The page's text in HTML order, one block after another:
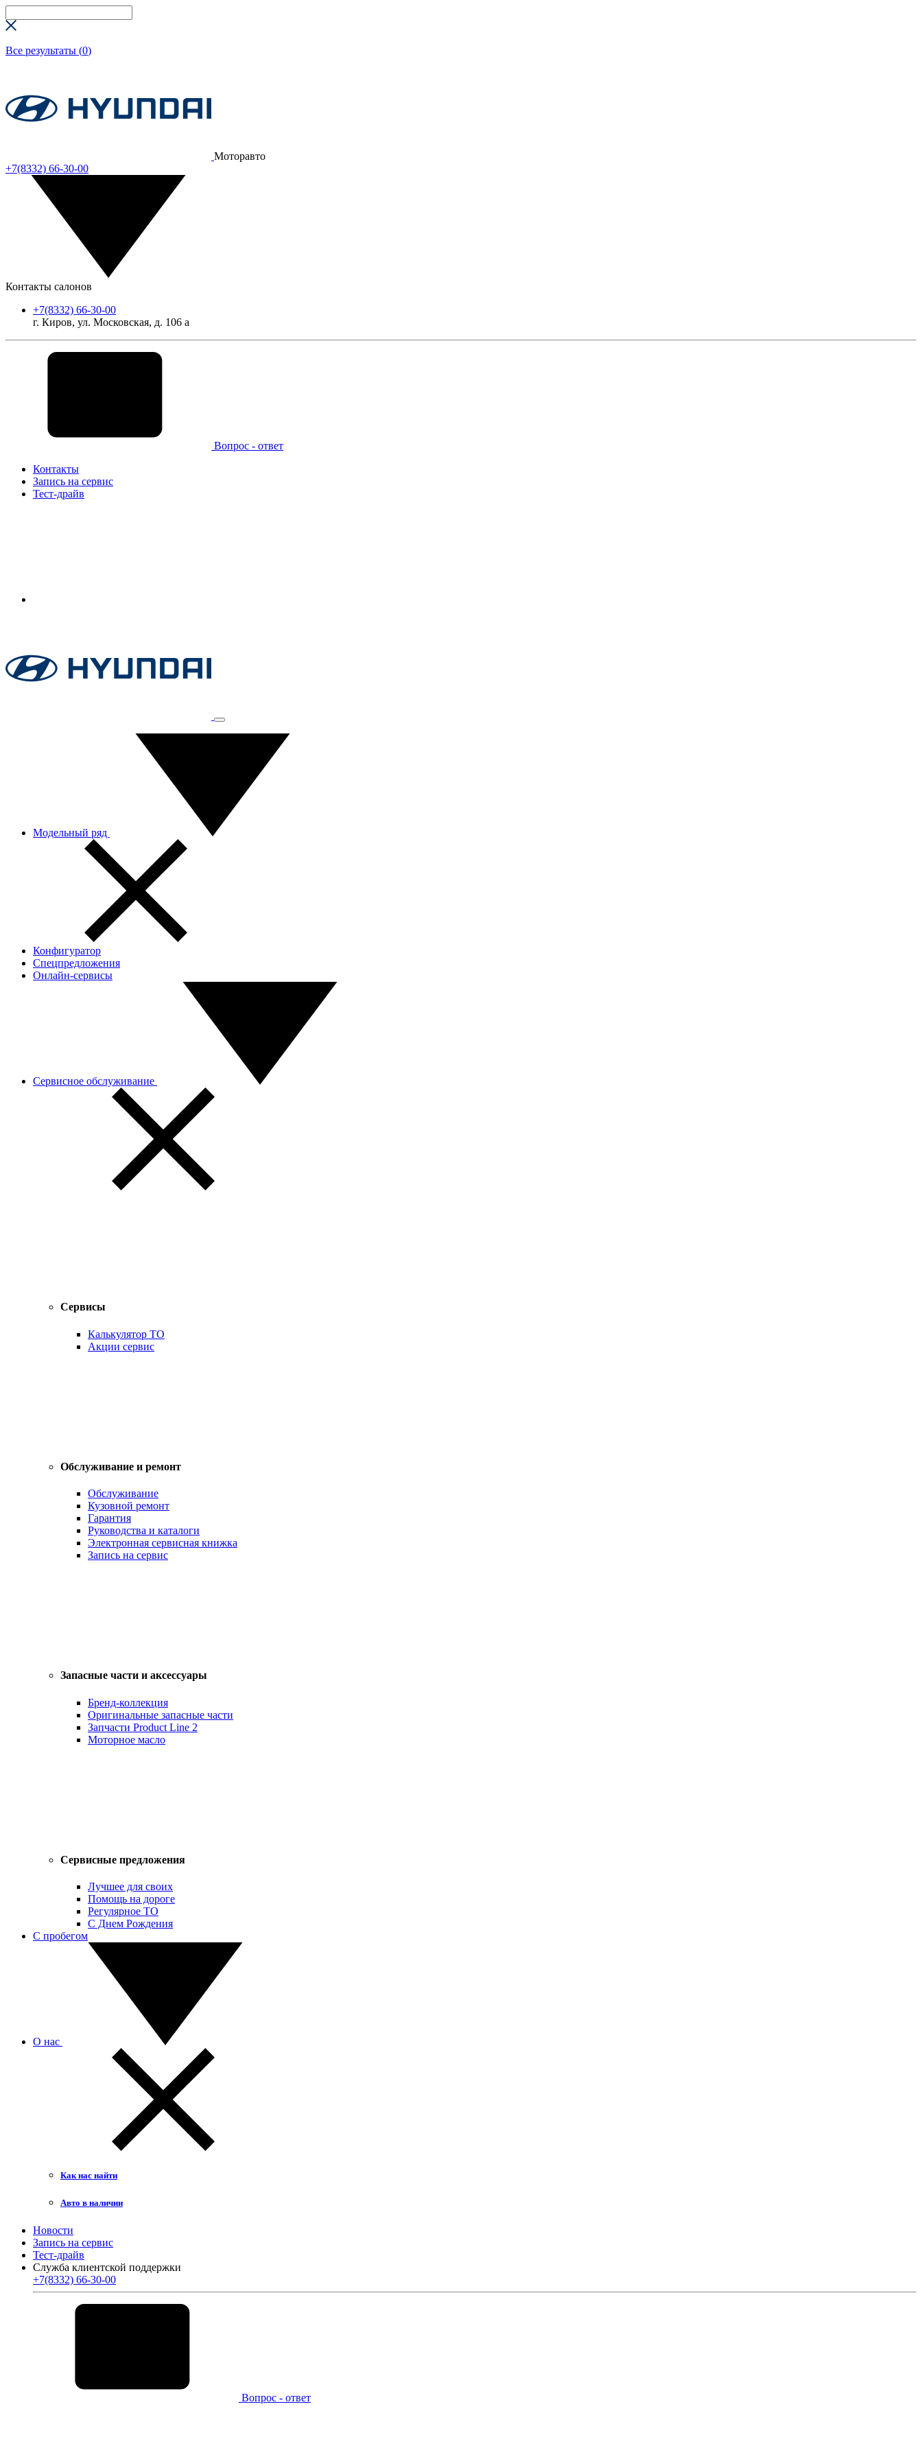
Все результаты (0)
Моторавто
+7(8332) 66-30-00
Контакты салонов
+7(8332) 66-30-00
г. Киров, ул. Московская, д. 106 а
Вопрос - ответ
Контакты
Запись на сервис
Тест-драйв
Модельный ряд
Конфигуратор
Спецпредложения
Онлайн-сервисы
Сервисное обслуживание
Сервисы
Калькулятор ТО
Акции сервис
Обслуживание и ремонт
Обслуживание
Кузовной ремонт
Гарантия
Руководства и каталоги
Электронная сервисная книжка
Запись на сервис
Запасные части и аксессуары
Бренд-коллекция
Оригинальные запасные части
Запчасти Product Line 2
Моторное масло
Сервисные предложения
Лучшее для своих
Помощь на дороге
Регулярное ТО
С Днем Рождения
С пробегом
О нас
Как нас найти
Авто в наличии
Новости
Запись на сервис
Тест-драйв
Служба клиентской поддержки
+7(8332) 66-30-00
Вопрос - ответ